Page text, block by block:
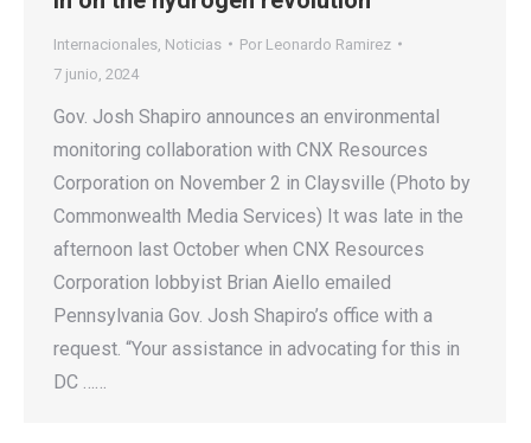
Internacionales Noticias Por Leonardo Ramirez
7 junio, 2024
Gov. Josh Shapiro announces an environmental
monitoring collaboration with CNX Resources
Corporation on November 2 in Claysville (Photo by
Commonwealth Media Services) It was late in the
afternoon last October when CNX Resources
Corporation lobbyist Brian Aiello emailed
Pennsylvania Gov. Josh Shapiro’s office with a
request. “Your assistance in advocating for this in
DC ……